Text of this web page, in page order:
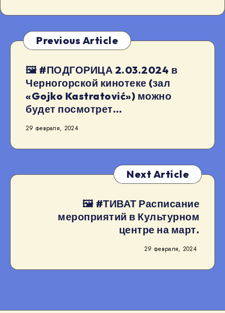
Previous Article
🖼 #ПОДГОРИЦА 2.03.2024 в
Черногорской кинотеке (зал
«Gojko Kastratović») можно
будет посмотрет…
29 февраля, 2024
Next Article
🖼 #ТИВАТ Расписание
мероприятий в Культурном
центре на март.
29 февраля, 2024